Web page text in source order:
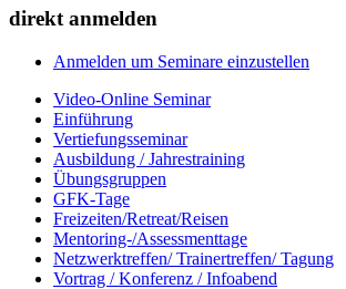
direkt anmelden
Anmelden um Seminare einzustellen
Video-Online Seminar
Einführung
Vertiefungsseminar
Ausbildung / Jahrestraining
Übungsgruppen
GFK-Tage
Freizeiten/Retreat/Reisen
Mentoring-/Assessmenttage
Netzwerktreffen/ Trainertreffen/ Tagung
Vortrag / Konferenz / Infoabend